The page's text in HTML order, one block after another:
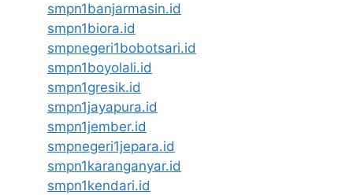
smpn1banjarmasin.id
smpn1biora.id
smpnegeri1bobotsari.id
smpn1boyolali.id
smpn1gresik.id
smpn1jayapura.id
smpn1jember.id
smpnegeri1jepara.id
smpn1karanganyar.id
smpn1kendari.id